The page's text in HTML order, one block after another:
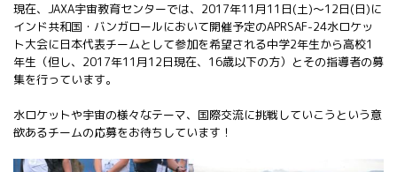
現在、JAXA宇宙教育センターでは、2017年11月11日(土)～12日(日)に
インド共和国・バンガロールにおいて開催予定のAPRSAF-24水ロケッ
ト大会に日本代表チームとして参加を希望される中学2年生から高校1
年生（但し、2017年11月12日現在、16歳以下の方）とその指導者の募
集を行っています。
水ロケットや宇宙の様々なテーマ、国際交流に挑戦していこうという意
欲あるチームの応募をお待ちしています！